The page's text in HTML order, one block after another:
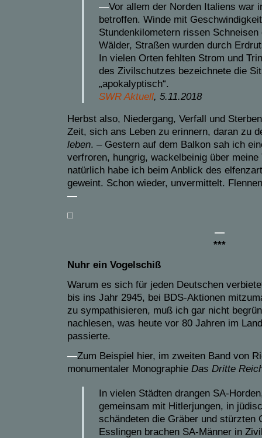
—Vor allem der Norden Italiens war
betroffen. Winde mit
Stundenkilometern rissen
Wälder, Straßen wurden durch
In vielen Orten fehlten Strom und
des Zivilschutzes bezeichnete die
„apokalyptisch“.
SWR Aktuell, 5.11.2018
Herbst also, Niedergang, Verfall und
Zeit, sich ans Leben zu erinnern, daran zu
leben. – Gestern auf dem Balkon sah ich
verfroren, hungrig, wackelbeinig über
natürlich habe ich beim Anblick des
geweint. Schon wieder, unvermittelt.
—
—
***
Nuhr ein Vogelschiß
Warum es sich für jeden Deutschen
bis ins Jahr 2945, bei BDS-Aktionen
zu sympathisieren, muß ich gar nicht
nachlesen, was heute vor 80 Jahren im
passierte.
—Zum Beispiel hier, im zweiten Band von
monumentaler Monographie Das Dritte
In vielen Städten drangen SA-
gemeinsam mit Hitlerjungen, in
schändeten die Gräber und stürzten
Esslingen brachen SA-Männer in